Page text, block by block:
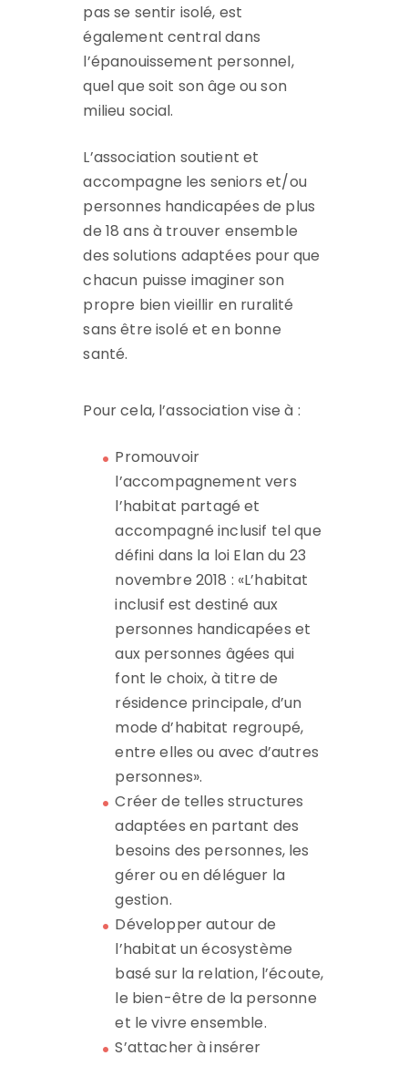
pas se sentir isolé, est
également central dans
l’épanouissement personnel,
quel que soit son âge ou son
milieu social.
L’association soutient et
accompagne les seniors et/ou
personnes handicapées de plus
de 18 ans à trouver ensemble
des solutions adaptées pour que
chacun puisse imaginer son
propre bien vieillir en ruralité
sans être isolé et en bonne
santé.
Pour cela, l’association vise à :
Promouvoir
l’accompagnement vers
l’habitat partagé et
accompagné inclusif tel que
défini dans la loi Elan du 23
novembre 2018 : «L’habitat
inclusif est destiné aux
personnes handicapées et
aux personnes âgées qui
font le choix, à titre de
résidence principale, d’un
mode d’habitat regroupé,
entre elles ou avec d’autres
personnes».
Créer de telles structures
adaptées en partant des
besoins des personnes, les
gérer ou en déléguer la
gestion.
Développer autour de
l’habitat un écosystème
basé sur la relation, l’écoute,
le bien-être de la personne
et le vivre ensemble.
S’attacher à insérer